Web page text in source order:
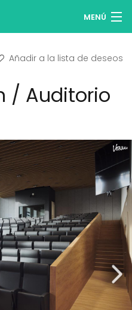
MENÚ
sesión
Añadir a la lista de deseos
/ Auditorio